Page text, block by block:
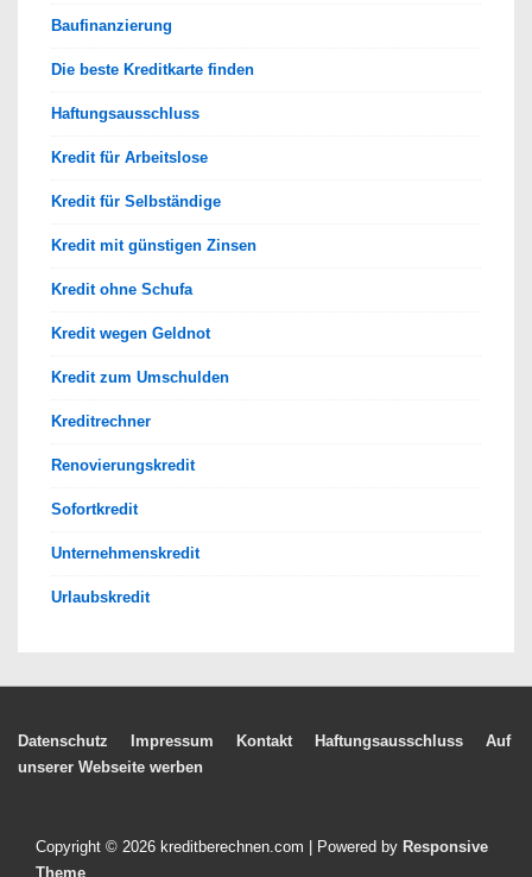
Baufinanzierung
Die beste Kreditkarte finden
Haftungsausschluss
Kredit für Arbeitslose
Kredit für Selbständige
Kredit mit günstigen Zinsen
Kredit ohne Schufa
Kredit wegen Geldnot
Kredit zum Umschulden
Kreditrechner
Renovierungskredit
Sofortkredit
Unternehmenskredit
Urlaubskredit
Footer-
Datenschutz Impressum Kontakt Haftungsausschluss
Auf
unserer Webseite werben
Copyright © 2026 kreditberechnen.com | Powered by Responsive
Theme